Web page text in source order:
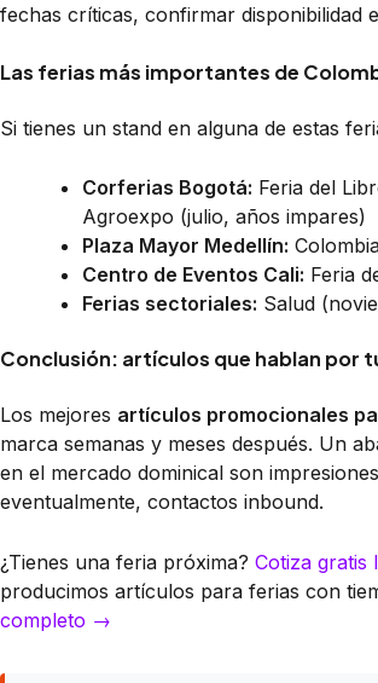
fechas críticas, confirmar disponibilidad
Las ferias más importantes de
Si tienes un stand en alguna de estas
Corferias Bogotá: Feria del
Agroexpo (julio, años impares)
Plaza Mayor Medellín:
Centro de Eventos Cali: Feria
Ferias sectoriales: Salud
Conclusión: artículos que hablan por
Los mejores artículos promocionales
marca semanas y meses después. Un
en el mercado dominical son
eventualmente, contactos inbound.
¿Tienes una feria próxima? Cotiza gratis
producimos artículos para ferias con
completo →